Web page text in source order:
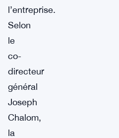
l’entreprise.
Selon
le
co-
directeur
général
Joseph
Chalom,
la